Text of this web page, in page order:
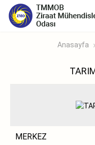
Anasayfa
MERKEZ